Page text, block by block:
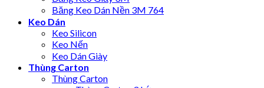
Băng Keo Dán Nền 3M 764
Keo Dán
Keo Silicon
Keo Nến
Keo Dán Giày
Thùng Carton
Thùng Carton